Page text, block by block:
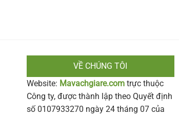
VỀ CHÚNG TÔI
Website: Mavachgiare.com trực thuộc
Công ty, được thành lập theo Quyết định
số 0107933270 ngày 24 tháng 07 của